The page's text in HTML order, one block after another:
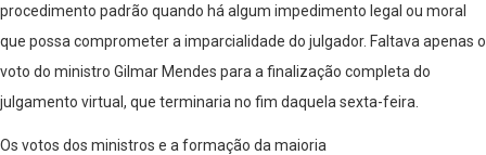
procedimento padrão quando há algum impedimento legal ou moral
que possa comprometer a imparcialidade do julgador. Faltava apenas o
voto do ministro Gilmar Mendes para a finalização completa do
julgamento virtual, que terminaria no fim daquela sexta-feira.
Os votos dos ministros e a formação da maioria